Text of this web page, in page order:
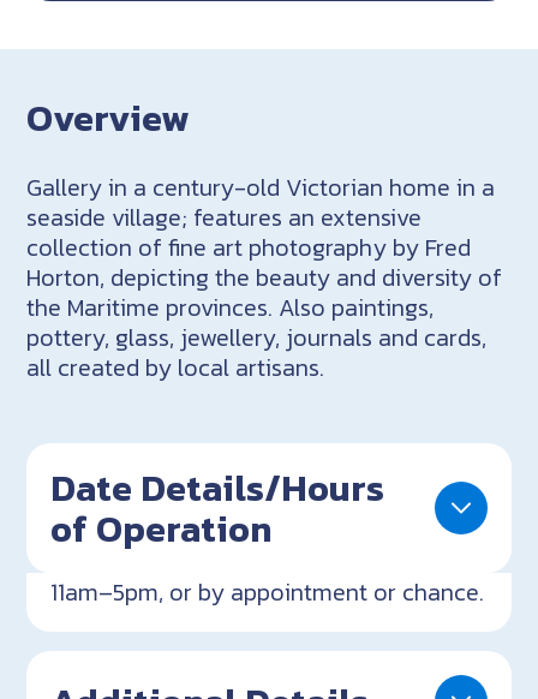
Overview
Gallery in a century-old Victorian home in a
seaside village; features an extensive
collection of fine art photography by Fred
Horton, depicting the beauty and diversity of
the Maritime provinces. Also paintings,
pottery, glass, jewellery, journals and cards,
all created by local artisans.
Date Details/Hours
of Operation
11am–5pm, or by appointment or chance.